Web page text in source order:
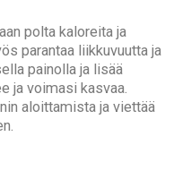
polta kaloreita ja
parantaa liikkuvuutta ja
painolla ja lisää
ja voimasi kasvaa.
aloittamista ja viettää